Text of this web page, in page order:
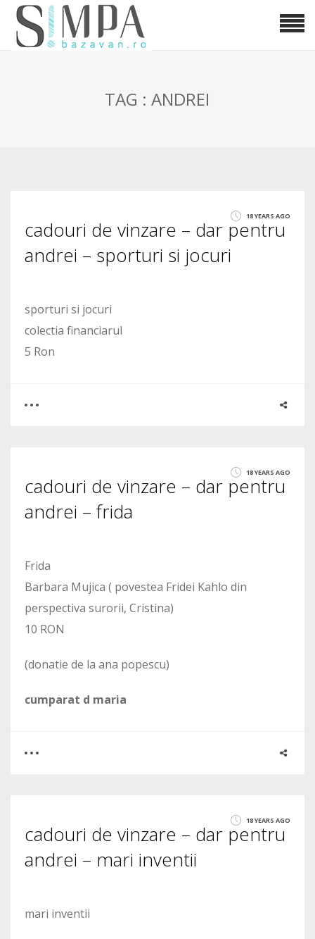
TAG : ANDREI
18 YEARS AGO
cadouri de vinzare – dar pentru
andrei – sporturi si jocuri
sporturi si jocuri
colectia financiarul
5 Ron
2053
18 YEARS AGO
cadouri de vinzare – dar pentru
andrei – frida
Frida
Barbara Mujica ( povestea Fridei Kahlo din
perspectiva surorii, Cristina)
10 RON
(donatie de la ana popescu)
cumparat d maria
1872
18 YEARS AGO
cadouri de vinzare – dar pentru
andrei – mari inventii
mari inventii